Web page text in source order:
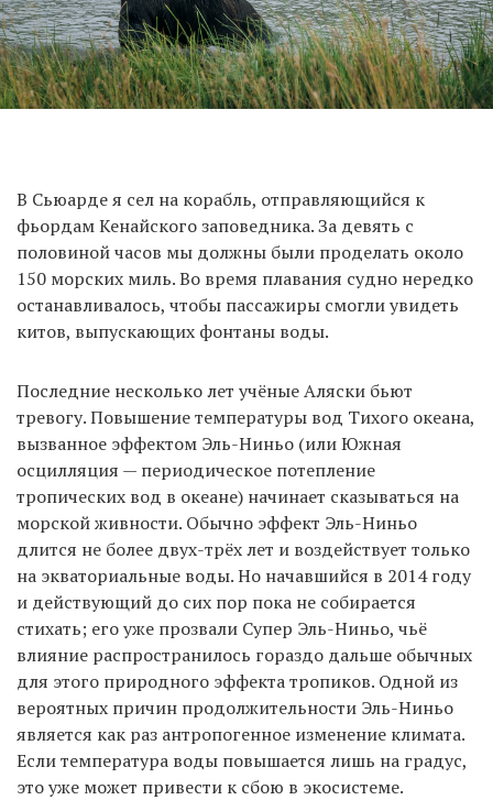
В Сьюарде я сел на корабль, отправляющийся к
фьордам Кенайского заповедника. За девять с
половиной часов мы должны были проделать около
150 морских миль. Во время плавания судно нередко
останавливалось, чтобы пассажиры смогли увидеть
китов, выпускающих фонтаны воды.
Последние несколько лет учёные Аляски бьют
тревогу. Повышение температуры вод Тихого океана,
вызванное эффектом Эль-Ниньо (или Южная
осцилляция — периодическое потепление
тропических вод в океане) начинает сказываться на
морской живности. Обычно эффект Эль-Ниньо
длится не более двух-трёх лет и воздействует только
на экваториальные воды. Но начавшийся в 2014 году
и действующий до сих пор пока не собирается
стихать; его уже прозвали Супер Эль-Ниньо, чьё
влияние распространилось гораздо дальше обычных
для этого природного эффекта тропиков. Одной из
вероятных причин продолжительности Эль-Ниньо
является как раз антропогенное изменение климата.
Если температура воды повышается лишь на градус,
это уже может привести к сбою в экосистеме.